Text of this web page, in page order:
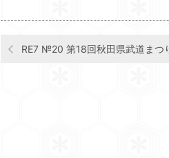
RE7 №20 第18回秋田県武道まつ